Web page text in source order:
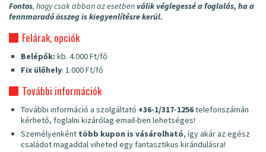
Fontos, hogy csak abban az esetben válik véglegessé a foglalás, ha a
fennmaradó összeg is kiegyenlítésre kerül.
Felárak, opciók
Belépők: kb. 4.000 Ft/fő
Fix ülőhely: 1.000 Ft/fő
További információk
További információ a szolgáltató +36-1/317-1256telefonszámán
kérhető, foglalni kizárólag email-ben lehetséges!
Személyenként több kupon is vásárolható, így akár az egész
családot magaddal viheted egy fantasztikus kirándulásra!